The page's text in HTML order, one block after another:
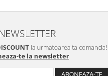
NEWSLETTER
la urmatoarea ta comanda!
te la newsletter